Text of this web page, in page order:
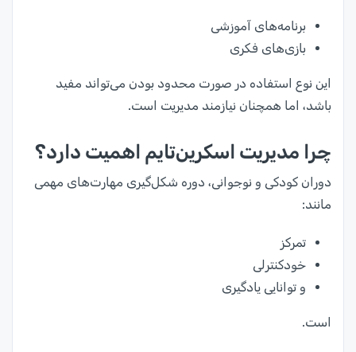
برنامه‌های آموزشی
بازی‌های فکری
این نوع استفاده در صورت محدود بودن می‌تواند مفید
باشد، اما همچنان نیازمند مدیریت است.
چرا مدیریت اسکرین‌تایم اهمیت دارد؟
دوران کودکی و نوجوانی، دوره شکل‌گیری مهارت‌های مهمی
مانند:
تمرکز
خودکنترلی
و توانایی یادگیری
است.